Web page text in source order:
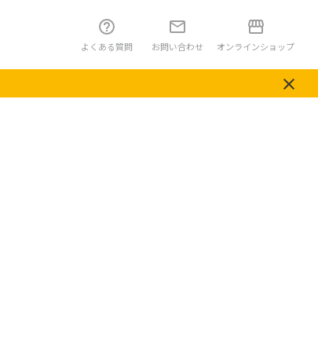
よくある質問 お問い合わせ オンラインショップ